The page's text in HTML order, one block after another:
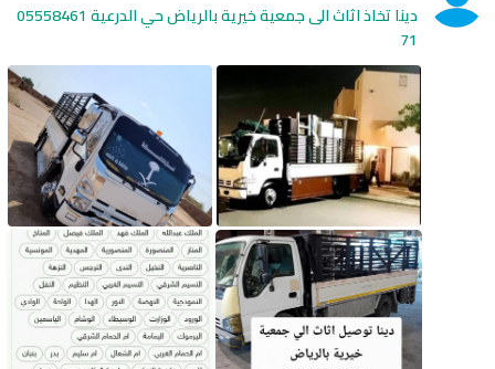
دينا تخاذ اثاث الى جمعية خيرية بالرياض حي الدرعية 05558461
71